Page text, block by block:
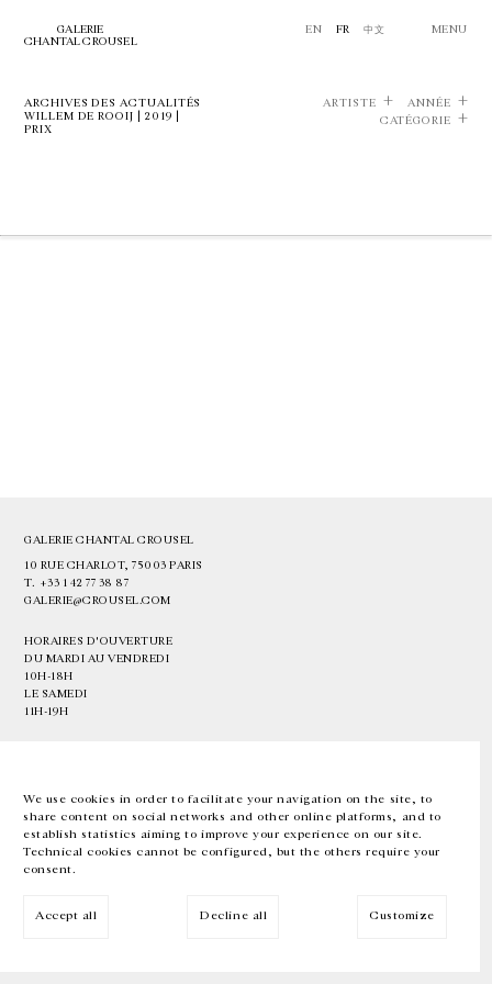
We use cookies in order to facilitate your navigation on the site, to
share content on social networks and other online platforms, and to
establish statistics aiming to improve your experience on our site.
Technical cookies cannot be configured, but the others require your
consent.
Accept all Decline all Customize
GALERIE
CHANTAL CROUSEL
EN FR 中文 MENU
ARCHIVES DES ACTUALITÉS
WILLEM DE ROOIJ | 2019 |
PRIX
ARTISTE
ANNÉE
CATÉGORIE
GALERIE CHANTAL CROUSEL
10 RUE CHARLOT, 75003 PARIS
T. +33 1 42 77 38 87
GALERIE@CROUSEL.COM
HORAIRES D'OUVERTURE
DU MARDI AU VENDREDI
10H-18H
LE SAMEDI
11H-19H
EN FR 中文 Facebook Instagram
Inscrivez-vous à notre newsletter